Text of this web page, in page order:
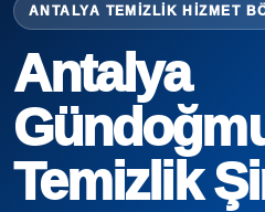
ANTALYA TEMIZLIK HIZMET
Antalya
Temizlik